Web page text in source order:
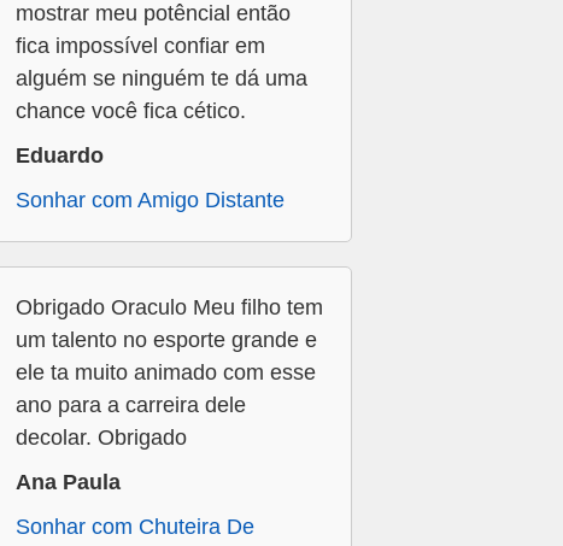
mostrar meu potêncial então
fica impossível confiar em
alguém se ninguém te dá uma
chance você fica cético.
Eduardo
Sonhar com Amigo Distante
Obrigado Oraculo Meu filho tem
um talento no esporte grande e
ele ta muito animado com esse
ano para a carreira dele
decolar. Obrigado
Ana Paula
Sonhar com Chuteira De